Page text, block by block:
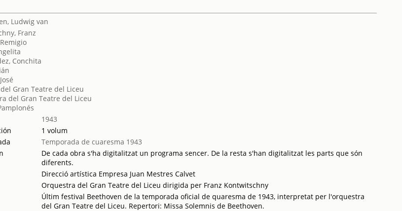
Ludwig van
Franz
Conchita
Gran Teatre del Liceu
del Gran Teatre del Liceu
1943
1 volum
Temporada de cuaresma 1943
De cada obra s'ha digitalitzat un programa sencer. De la resta s'han digitalitzat les parts que són
diferents.
Direcció artística Empresa Juan Mestres Calvet
Orquestra del Gran Teatre del Liceu dirigida per Franz Kontwitschny
Últim festival Beethoven de la temporada oficial de quaresma de 1943, interpretat per l'orquestra
del Gran Teatre del Liceu. Repertori: Missa Solemnis de Beethoven.